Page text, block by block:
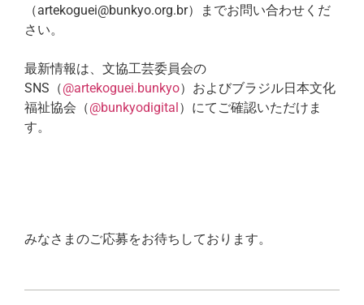
（artekoguei@bunkyo.org.br）までお問い合わせくだ
さい。
最新情報は、文協工芸委員会の
SNS（@artekoguei.bunkyo）およびブラジル日本文化
福祉協会（@bunkyodigital）にてご確認いただけま
す。
みなさまのご応募をお待ちしております。